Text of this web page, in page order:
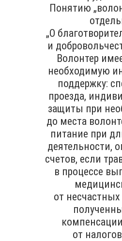
Понятию
„О
и
Волонтер
необходимую
поддержку:
проезда,
защиты при
до места
питание при
деятельности,
счетов, если
в процессе
от
от